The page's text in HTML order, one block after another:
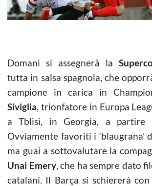
Domani si assegnerà la
tutta in salsa spagnola, che
campione in carica in
Siviglia, trionfatore in Europa
a Tblisi, in Georgia, a partire
Ovviamente favoriti i ‘blaugrana’
ma guai a sottovalutare la
Unai Emery, che ha sempre dato
catalani. Il Barça si schiererà